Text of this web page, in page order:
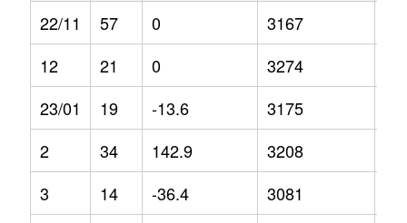
22/11
57 0 3167
12
21 0 3274
23/01
19 -13.6 3175
2
34 142.9 3208
3
14 -36.4 3081